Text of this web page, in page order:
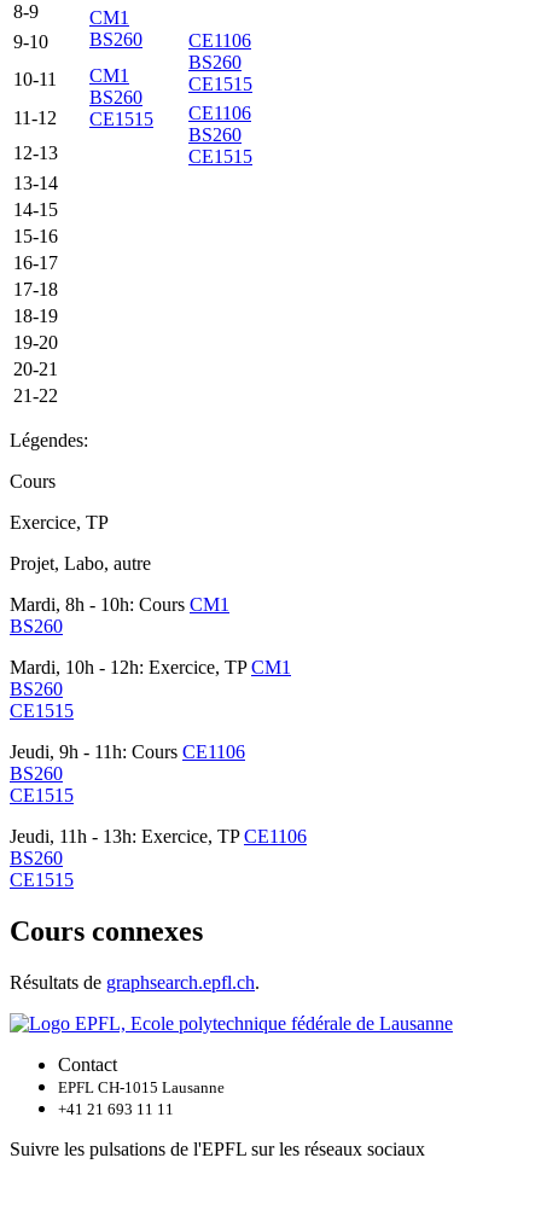
8-9
CM1
BS260
9-10
CE1106
BS260
CE1515
10-11
CM1
BS260
CE1515
11-12
CE1106
BS260
CE1515
12-13
13-14
14-15
15-16
16-17
17-18
18-19
19-20
20-21
21-22
Légendes:
Cours
Exercice, TP
Projet, Labo, autre
Mardi, 8h - 10h: Cours CM1
BS260
Mardi, 10h - 12h: Exercice, TPCM1
BS260
CE1515
Jeudi, 9h - 11h: Cours CE1106
BS260
CE1515
Jeudi, 11h - 13h: Exercice, TPCE1106
BS260
CE1515
Cours connexes
Résultats de graphsearch.epfl.ch.
Contact
EPFL CH-1015 Lausanne
+41 21 693 11 11
Suivre les pulsations de l'EPFL sur les réseaux sociaux